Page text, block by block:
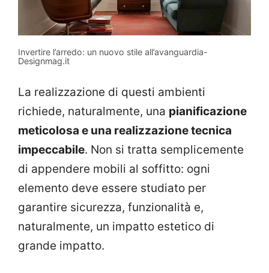
Invertire l’arredo: un nuovo stile all’avanguardia-
Designmag.it
La realizzazione di questi ambienti
richiede, naturalmente, una pianificazione
meticolosa e una realizzazione tecnica
impeccabile. Non si tratta semplicemente
di appendere mobili al soffitto: ogni
elemento deve essere studiato per
garantire sicurezza, funzionalità e,
naturalmente, un impatto estetico di
grande impatto.